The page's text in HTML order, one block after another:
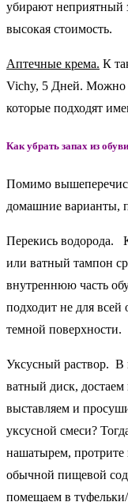
убирают неприятный
высокая стоимость.
Аптечные крема. К
Vichy, 5 Дней. Можно
которые подходят
Как убрать запах из
Помимо
домашние варианты,
Перекись водорода.
или ватный тампон
внутреннюю часть
подходит не для
темной поверхности.
Уксусный раствор. В
ватный диск,
выставляем и
уксусной смеси?
нашатырем, протрите
обычной пищевой
помещаем в